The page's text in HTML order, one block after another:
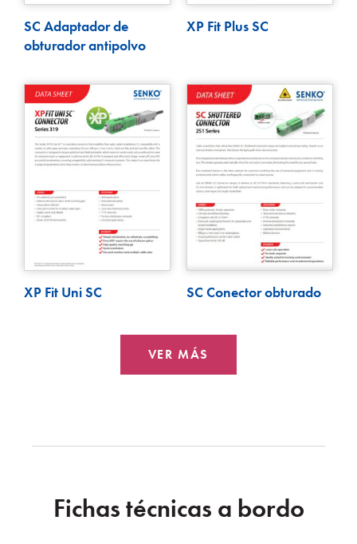
SC Adaptador de
obturador antipolvo
XP Fit Plus SC
XP Fit Uni SC SC Conector obturado
VER MÁS
Fichas técnicas a bordo